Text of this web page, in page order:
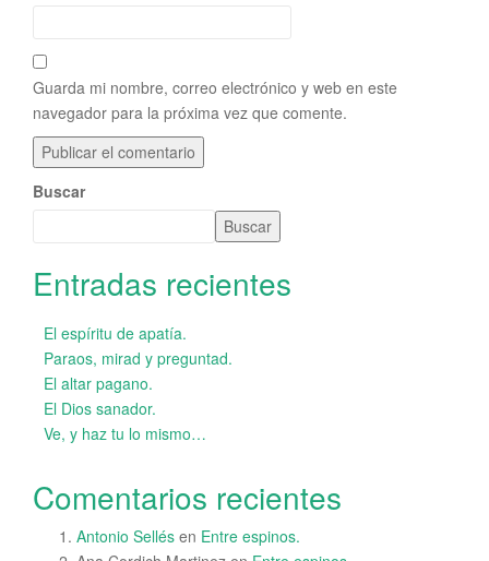
Guarda mi nombre, correo electrónico y web en este
navegador para la próxima vez que comente.
Buscar
Buscar
Entradas recientes
El espíritu de apatía.
Paraos, mirad y preguntad.
El altar pagano.
El Dios sanador.
Ve, y haz tu lo mismo…
Comentarios recientes
Antonio Sellés en Entre espinos.